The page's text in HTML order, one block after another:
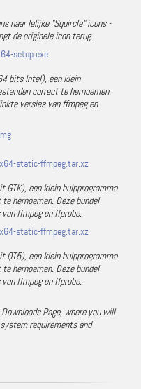
naar lelijke "Squircle" icons -
de originele icon terug.
setup.exe
bits Intel), een klein
correct te hernoemen.
versies van ffmpeg en
x64-static-ffmpeg.tar.xz
GTK), een klein hulpprogramma
hernoemen. Deze bundel
ffmpeg en ffprobe.
x64-static-ffmpeg.tar.xz
QT5), een klein hulpprogramma
hernoemen. Deze bundel
ffmpeg en ffprobe.
Page, where you will
requirements and